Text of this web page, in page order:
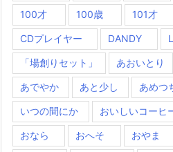
100才 100歳 101才
CDプレイヤー DANDY
「場創りセット」 あおいとり
あでやか あと少し あめつ
いつの間にか おいしいコーヒ
おなら おへそ おやま